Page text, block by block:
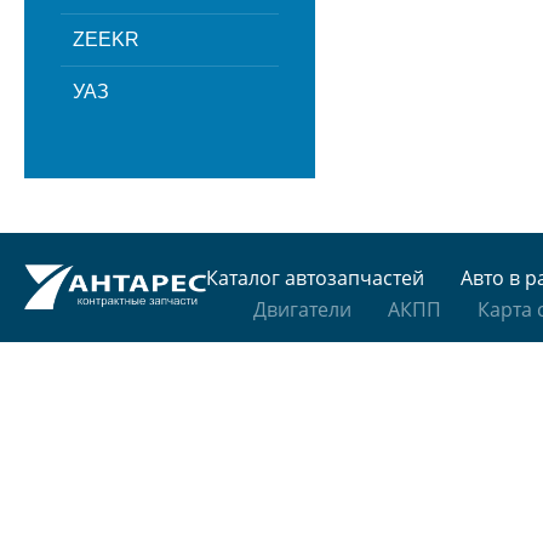
ZEEKR
УАЗ
Каталог автозапчастей
Авто в
Двигатели
АКПП Карта